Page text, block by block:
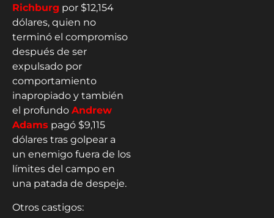
Richburg por $12,154
dólares, quien no
terminó el compromiso
después de ser
expulsado por
comportamiento
inapropiado y también
el profundo Andrew
Adams pagó $9,115
dólares tras golpear a
un enemigo fuera de los
límites del campo en
una patada de despeje.
Otros castigos: